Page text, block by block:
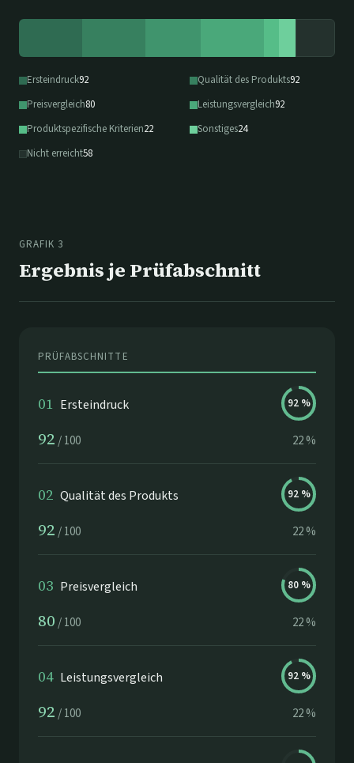
Ersteindruck92 Qualität des Produkts92
Preisvergleich80 Leistungsvergleich92
Produktspezifische Kriterien22 Sonstiges24
Nicht erreicht58
GRAFIK 3
Ergebnis je Prüfabschnitt
PRÜFABSCHNITTE
01 Ersteindruck 92%
92 /100 22%
02 Qualität des Produkts 92%
92 /100 22%
03 Preisvergleich 80%
80 /100 22%
04 Leistungsvergleich 92%
92 /100 22%